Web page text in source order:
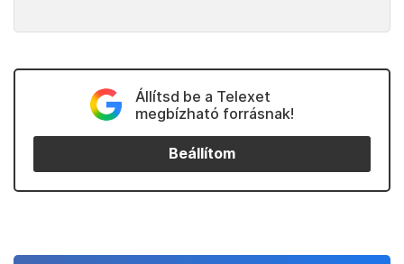
Állítsd be a Telexet
megbízható forrásnak!
Beállítom